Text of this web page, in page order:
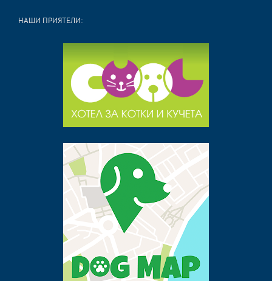
НАШИ ПРИЯТЕЛИ: